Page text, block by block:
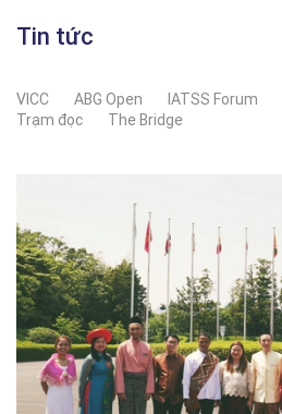
Tin tức
VICC ABG Open IATSS Forum
Trạm đọc
The Bridge